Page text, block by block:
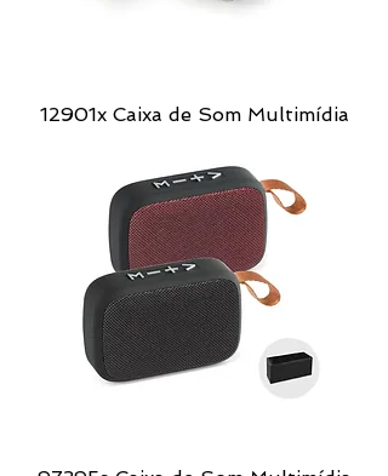
12901x Caixa de Som Multimídia